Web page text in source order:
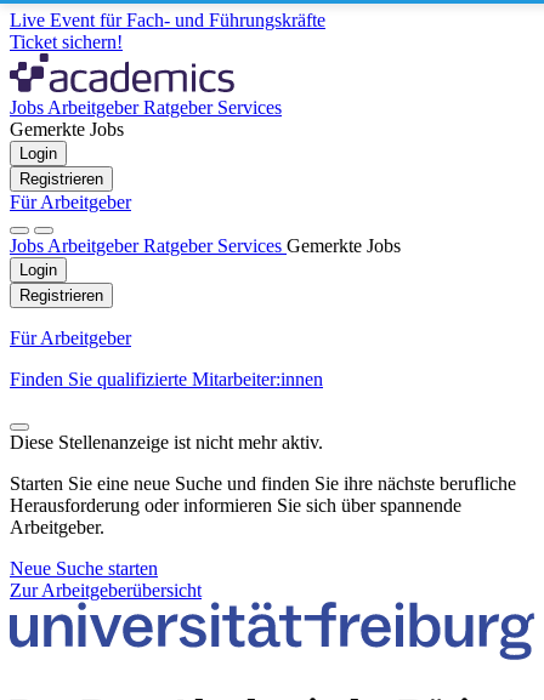
Live Event für Fach- und Führungskräfte
Ticket sichern!
Jobs ArbeitgeberRatgeber Services
Gemerkte Jobs
Login
Registrieren
Für Arbeitgeber
Jobs ArbeitgeberRatgeber Services Gemerkte Jobs
Login
Registrieren
Für Arbeitgeber
Finden Sie qualifizierte Mitarbeiter:innen
Diese Stellenanzeige ist nicht mehr aktiv.
Starten Sie eine neue Suche und finden Sie ihre nächste berufliche
Herausforderung oder informieren Sie sich über spannende
Arbeitgeber.
Neue Suche starten
Zur Arbeitgeberübersicht